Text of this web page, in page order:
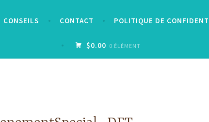
CONSEILS CONTACT POLITIQUE DE
$0.00 0 ÉLÉMENT